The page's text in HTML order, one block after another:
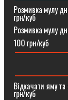
Розмивка
грн/куб
Розмивка мулу
100 грн/куб
Відкачати яму
грн/куб